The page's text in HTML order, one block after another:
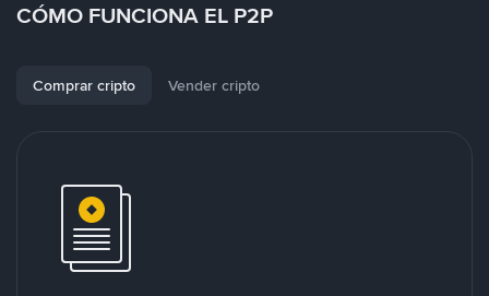
CÓMO FUNCIONA EL P2P
Comprar cripto Vender cripto